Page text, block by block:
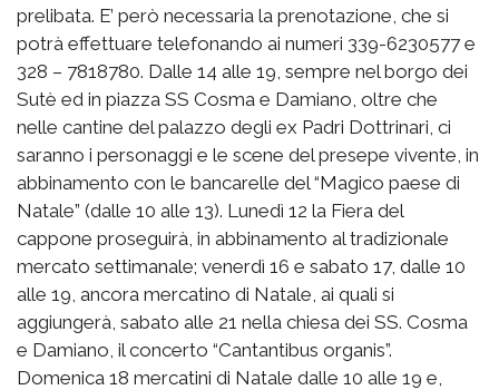
prelibata. E’ però necessaria la prenotazione, che si
potrà effettuare telefonando ai numeri 339-6230577 e
328 – 7818780. Dalle 14 alle 19, sempre nel borgo dei
Sutè ed in piazza SS Cosma e Damiano, oltre che
nelle cantine del palazzo degli ex Padri Dottrinari, ci
saranno i personaggi e le scene del presepe vivente, in
abbinamento con le bancarelle del “Magico paese di
Natale” (dalle 10 alle 13). Lunedì 12 la Fiera del
cappone proseguirà, in abbinamento al tradizionale
mercato settimanale; venerdì 16 e sabato 17, dalle 10
alle 19, ancora mercatino di Natale, ai quali si
aggiungerà, sabato alle 21 nella chiesa dei SS. Cosma
e Damiano, il concerto “Cantantibus organis”.
Domenica 18 mercatini di Natale dalle 10 alle 19 e,